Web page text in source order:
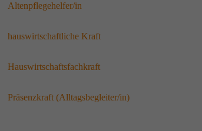
Altenpflegehelfer/in
hauswirtschaftliche Kraft
Hauswirtschaftsfachkraft
Präsenzkraft (Alltagsbegleiter/in)